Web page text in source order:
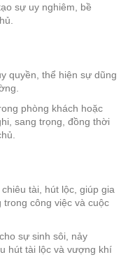
sự uy nghiêm, bề
quyền, thể hiện sự dũng
phòng khách hoặc
sang trọng, đồng thời
tài, hút lộc, giúp gia
công việc và cuộc
sự sinh sôi, nảy
hút tài lộc và vượng khí